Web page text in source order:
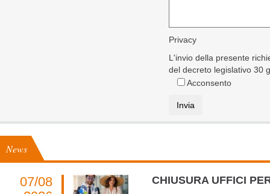
Privacy
L'invio della presente
del decreto legislativo 30
Acconsento
News
07/08
CHIUSURA UFFICI